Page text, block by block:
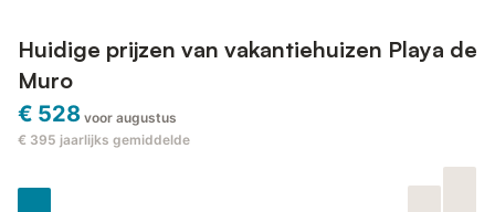
Huidige prijzen van vakantiehuizen Playa de
Muro
€ 528 voor augustus
€ 395 jaarlijks gemiddelde